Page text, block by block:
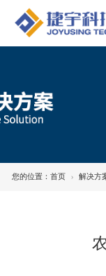
您的位置： 首页 解决方